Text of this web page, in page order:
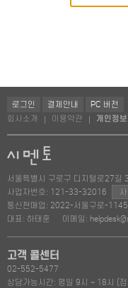
로그인 결제안내
PC 버전
회사소개
이용약관 개인정
서울특별시 구로구 디지털로27길
사업자번호: 121-33-32016
통신판매업: 2022-서울구로-1145
대표: 하태훈
이메일:
고객 콜센터
02-552-5477
상담가능시간: 평일 9시 ~ 18시 (